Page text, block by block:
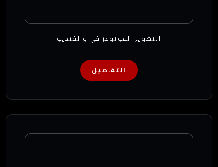
التصوير الفوتوغرافي والفيديو
التفاصيل